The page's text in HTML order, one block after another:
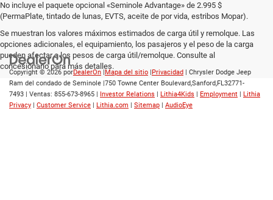
No incluye el paquete opcional «Seminole Advantage» de 2.995 $
(PermaPlate, tintado de lunas, EVTS, aceite de por vida, estribos Mopar).
Se muestran los valores máximos estimados de carga útil y remolque. Las
opciones adicionales, el equipamiento, los pasajeros y el peso de la carga
pueden afectar a los pesos de carga útil/remolque. Consulte al
concesionario para más detalles.
Copyright © 2026 porDealerOn |Mapa del sitio |Privacidad | Chrysler Dodge Jeep
Ram del condado de Seminole |750 Towne Center Boulevard,Sanford,FL32771-
7493 | Ventas: 855-673-8965 | Investor Relations | Lithia4Kids | Employment | Lithia
Privacy | Customer Service | Lithia.com | Sitemap | AudioEye